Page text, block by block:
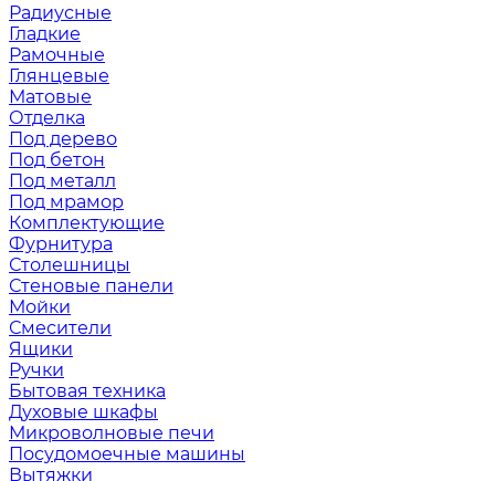
Радиусные
Гладкие
Рамочные
Глянцевые
Матовые
Отделка
Под дерево
Под бетон
Под металл
Под мрамор
Комплектующие
Фурнитура
Столешницы
Стеновые панели
Мойки
Смесители
Ящики
Ручки
Бытовая техника
Духовые шкафы
Микроволновые печи
Посудомоечные машины
Вытяжки